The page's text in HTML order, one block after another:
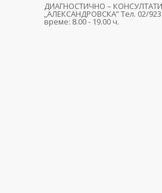
ДИАГНОСТИЧНО –
„АЛЕКСАНДРОВСКА” Тел. 02/
време: 8.00 - 19.00 ч.